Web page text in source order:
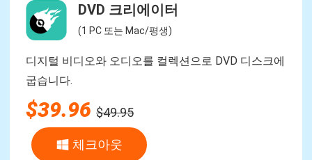
DVD 크리에이터
(1 PC 또는 Mac/평생)
디지털 비디오와 오디오를 컬렉션으로 DVD 디스크에
굽습니다.
$39.96 $49.95
체크아웃